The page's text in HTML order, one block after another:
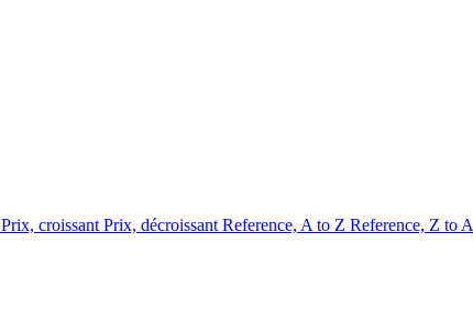
Prix, croissant Prix, décroissant Reference, A to Z Reference, Z to A